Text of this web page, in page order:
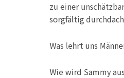
zu einer
sorgfältig
Was lehrt uns
Wie wird Sammy